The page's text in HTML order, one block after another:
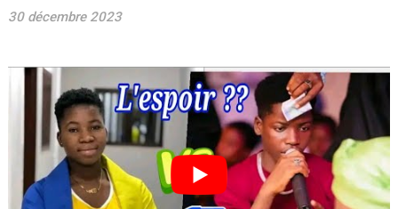
30 décembre 2023